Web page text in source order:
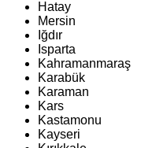
Hatay
Mersin
Iğdır
Isparta
Kahramanmaraş
Karabük
Karaman
Kars
Kastamonu
Kayseri